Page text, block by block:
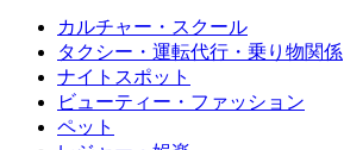
カルチャー・スクール
タクシー・運転代行・乗り物関係
ナイトスポット
ビューティー・ファッション
ペット